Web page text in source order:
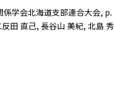
係学会北海道支部連合大会,
田 直己, 長谷山 美紀, 北島